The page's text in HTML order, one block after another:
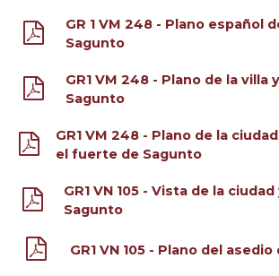
GR 1 VM 248 - Plano español
Sagunto
GR1 VM 248 - Plano de la villa
Sagunto
GR1 VM 248 - Plano de la
el fuerte de Sagunto
GR1 VN 105 - Vista de la
Sagunto
GR1 VN 105 - Plano del